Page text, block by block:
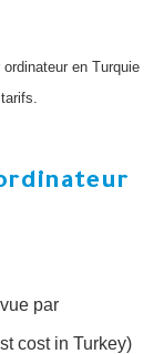
en Turquie
par
cost in Turkey)